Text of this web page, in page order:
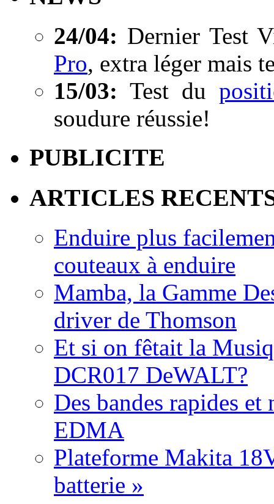
24/04: Dernier Test
Pro, extra léger mais
15/03: Test du
soudure réussie!
PUBLICITE
ARTICLES
Enduire plus
couteaux à enduire
Mamba, la Gamme
driver de Thomson
Et si on fêtait la
DCR017 DeWALT?
Des bandes rapides et
EDMA
Plateforme Makita
batterie »